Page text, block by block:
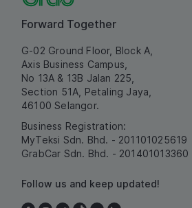
Forward Together
G-02 Ground Floor, Block A,
Axis Business Campus,
No 13A & 13B Jalan 225,
Section 51A, Petaling Jaya,
46100 Selangor.
Business Registration:
MyTeksi Sdn. Bhd. - 201101025619
GrabCar Sdn. Bhd. - 201401013360
Follow us and keep updated!